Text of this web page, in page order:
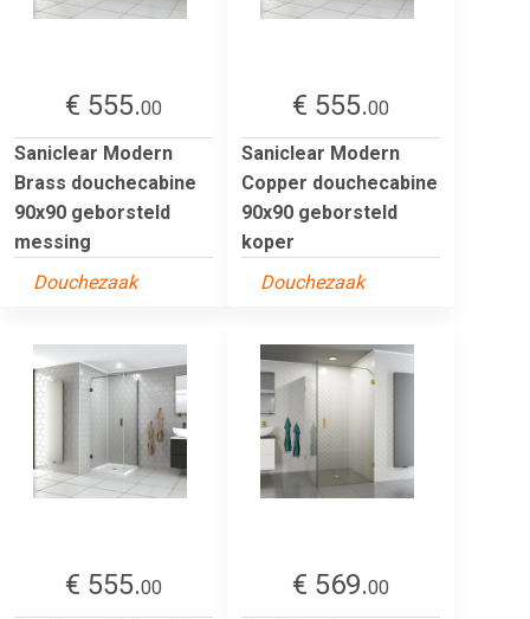
€ 555.00
Saniclear Modern
Brass douchecabine
90x90 geborsteld
messing
Douchezaak
€ 555.00
Saniclear Modern
Copper douchecabine
90x90 geborsteld
koper
Douchezaak
€ 555.00
€ 569.00